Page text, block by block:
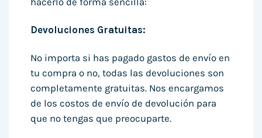
hacerlo de forma sencilla:
Devoluciones Gratuitas:
No importa si has pagado gastos de envío en
tu compra o no, todas las devoluciones son
completamente gratuitas. Nos encargamos
de los costos de envío de devolución para
que no tengas que preocuparte.